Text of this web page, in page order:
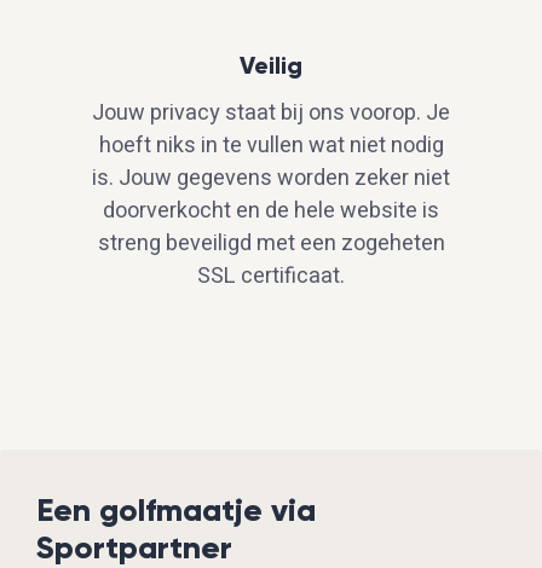
Veilig
Jouw privacy staat bij ons voorop. Je
hoeft niks in te vullen wat niet nodig
is. Jouw gegevens worden zeker niet
doorverkocht en de hele website is
streng beveiligd met een zogeheten
SSL certificaat.
Een golfmaatje via
Sportpartner